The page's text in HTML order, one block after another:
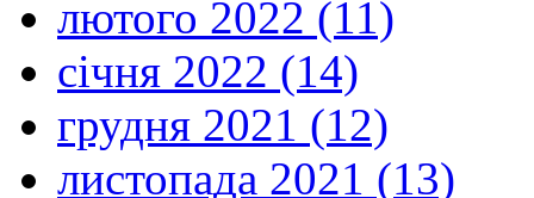
лютого 2022 (11)
січня 2022 (14)
грудня 2021 (12)
листопада 2021 (13)